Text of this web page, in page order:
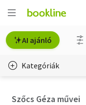
AI ajánló
Kategóriák
Szőcs Géza művei